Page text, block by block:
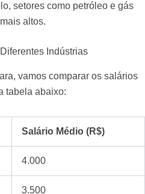
setores como petróleo e gás
altos.
Indústrias
vamos comparar os salários
tabela abaixo:
Salário Médio (R$)
4.000
3.500